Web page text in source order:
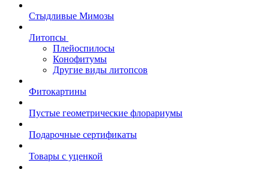
Стыдливые Мимозы
Литопсы
Плейоспилосы
Конофитумы
Другие виды литопсов
Фитокартины
Пустые геометрические флорариумы
Подарочные сертификаты
Товары с уценкой